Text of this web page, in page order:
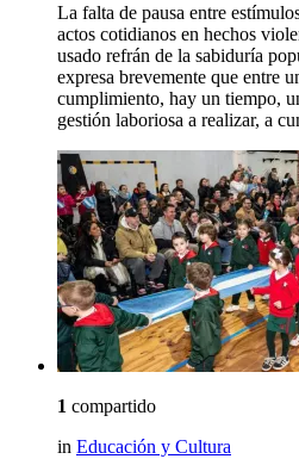
La falta de pausa entre
actos cotidianos en hechos
usado refrán de la sabiduría
expresa brevemente que entre
cumplimiento, hay un tiempo,
gestión laboriosa a realizar, a
1 compartido
in Educación y Cultura